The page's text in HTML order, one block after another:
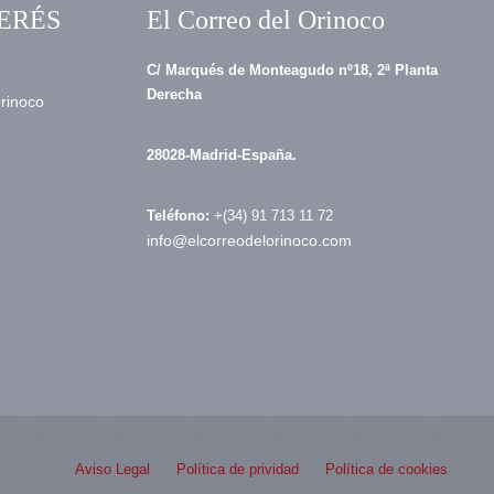
El Correo del Orinoco
C/ Marqués de Monteagudo nº18, 2ª Planta
Derecha
28028-Madrid-España.
Teléfono: +(34) 91 713 11 72
info@elcorreodelorinoco.com
Aviso Legal Política de prividad Política de cookies